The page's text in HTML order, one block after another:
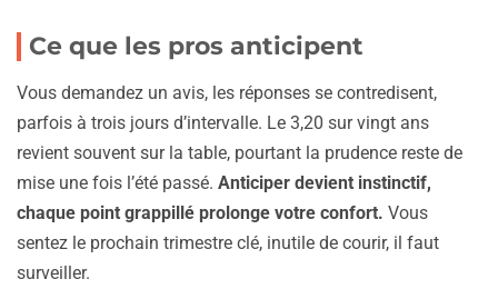
Ce que les pros anticipent
Vous demandez un avis, les réponses se contredisent,
parfois à trois jours d’intervalle. Le 3,20 sur vingt ans
revient souvent sur la table, pourtant la prudence reste de
mise une fois l’été passé. Anticiper devient instinctif,
chaque point grappillé prolonge votre confort. Vous
sentez le prochain trimestre clé, inutile de courir, il faut
surveiller.